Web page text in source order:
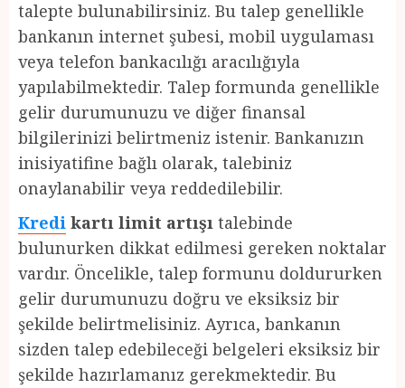
talepte bulunabilirsiniz. Bu talep genellikle
bankanın internet şubesi, mobil uygulaması
veya telefon bankacılığı aracılığıyla
yapılabilmektedir. Talep formunda genellikle
gelir durumunuzu ve diğer finansal
bilgilerinizi belirtmeniz istenir. Bankanızın
inisiyatifine bağlı olarak, talebiniz
onaylanabilir veya reddedilebilir.
Kredi kartı limit artışı talebinde
bulunurken dikkat edilmesi gereken noktalar
vardır. Öncelikle, talep formunu doldururken
gelir durumunuzu doğru ve eksiksiz bir
şekilde belirtmelisiniz. Ayrıca, bankanın
sizden talep edebileceği belgeleri eksiksiz bir
şekilde hazırlamanız gerekmektedir. Bu